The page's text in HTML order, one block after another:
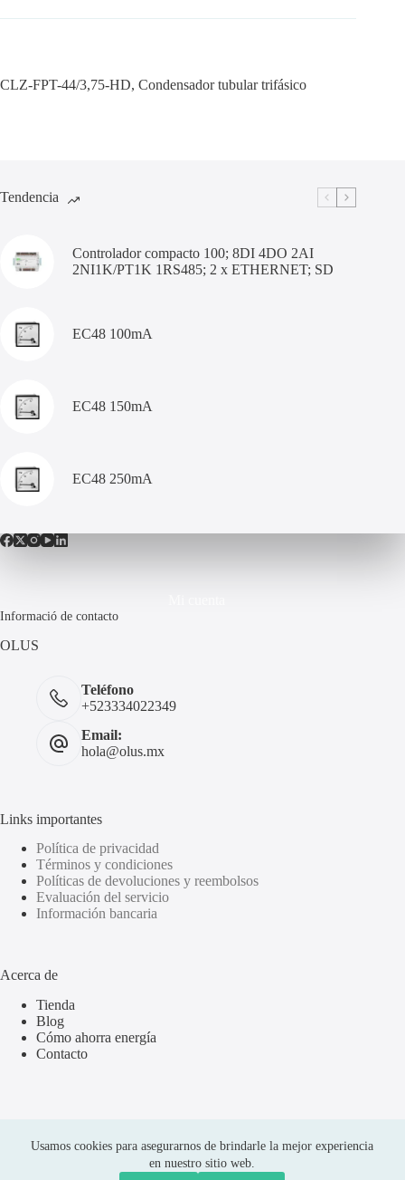
Usamos cookies para asegurarnos de brindarle la mejor experiencia
en nuestro sitio web.
CLZ-FPT-44/3,75-HD, Condensador tubular trifásico
Tendencia
Controlador compacto 100; 8DI 4DO 2AI
2NI1K/PT1K 1RS485; 2 x ETHERNET; SD
EC48 100mA
EC48 150mA
EC48 250mA
Informació de contacto
OLUS
Teléfono
+523334022349
Email:
hola@olus.mx
Links importantes
Política de privacidad
Términos y condiciones
Políticas de devoluciones y reembolsos
Evaluación del servicio
Información bancaria
Acerca de
Tienda
Blog
Cómo ahorra energía
Contacto